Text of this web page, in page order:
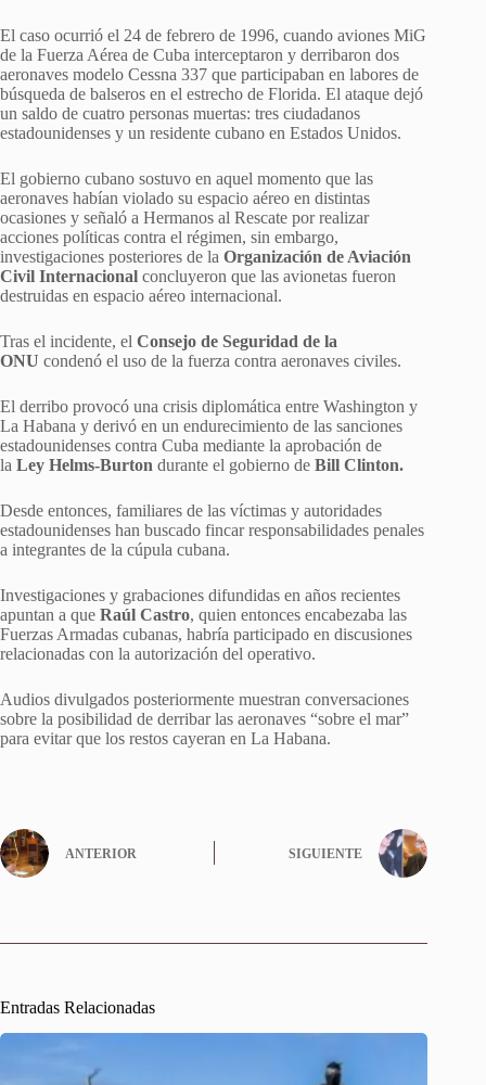
El caso ocurrió el 24 de febrero de 1996, cuando aviones MiG
de la Fuerza Aérea de Cuba interceptaron y derribaron dos
aeronaves modelo Cessna 337 que participaban en labores de
búsqueda de balseros en el estrecho de Florida. El ataque dejó
un saldo de cuatro personas muertas: tres ciudadanos
estadounidenses y un residente cubano en Estados Unidos.
El gobierno cubano sostuvo en aquel momento que las
aeronaves habían violado su espacio aéreo en distintas
ocasiones y señaló a Hermanos al Rescate por realizar
acciones políticas contra el régimen, sin embargo,
investigaciones posteriores de la Organización de Aviación
Civil Internacional concluyeron que las avionetas fueron
destruidas en espacio aéreo internacional.
Tras el incidente, el Consejo de Seguridad de la
ONU condenó el uso de la fuerza contra aeronaves civiles.
El derribo provocó una crisis diplomática entre Washington y
La Habana y derivó en un endurecimiento de las sanciones
estadounidenses contra Cuba mediante la aprobación de
la Ley Helms-Burton durante el gobierno de Bill Clinton.
Desde entonces, familiares de las víctimas y autoridades
estadounidenses han buscado fincar responsabilidades penales
a integrantes de la cúpula cubana.
Investigaciones y grabaciones difundidas en años recientes
apuntan a que Raúl Castro, quien entonces encabezaba las
Fuerzas Armadas cubanas, habría participado en discusiones
relacionadas con la autorización del operativo.
Audios divulgados posteriormente muestran conversaciones
sobre la posibilidad de derribar las aeronaves “sobre el mar”
para evitar que los restos cayeran en La Habana.
ANTERIOR SIGUIENTE
Entradas Relacionadas